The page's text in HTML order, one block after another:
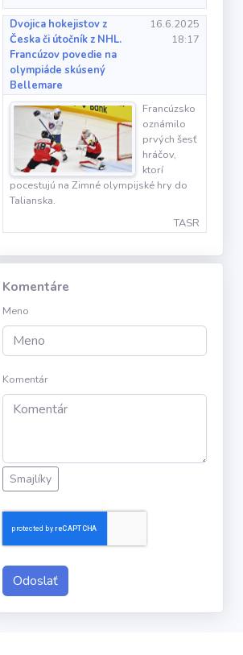
Dvojica hokejistov z
Česka či útočník z NHL.
Francúzov povedie na
olympiáde skúsený
Bellemare
16.6.2025
18:17
Francúzsko
oznámilo
prvých šesť
hráčov,
ktorí
pocestujú na Zimné olympijské hry do
Talianska.
TASR
Komentáre
Meno
Komentár
Smajlíky
Odoslať